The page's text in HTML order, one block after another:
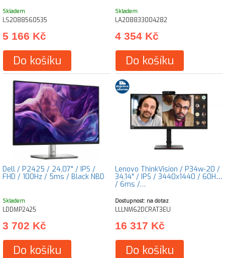
Skladem
LS2088560535
5 166 Kč
Do košíku
Skladem
LA208833004282
4 354 Kč
Do košíku
Dell / P2425 / 24,07" / IPS /
FHD / 100Hz / 5ms / Black NBD
Skladem
LDDMP2425
3 702 Kč
Do košíku
Lenovo ThinkVision / P34w-20 /
34,14" / IPS / 3440x1440 / 60Hz
/ 6ms /…
Dostupnost: na dotaz
LLLNM62DCRAT3EU
16 317 Kč
Do košíku